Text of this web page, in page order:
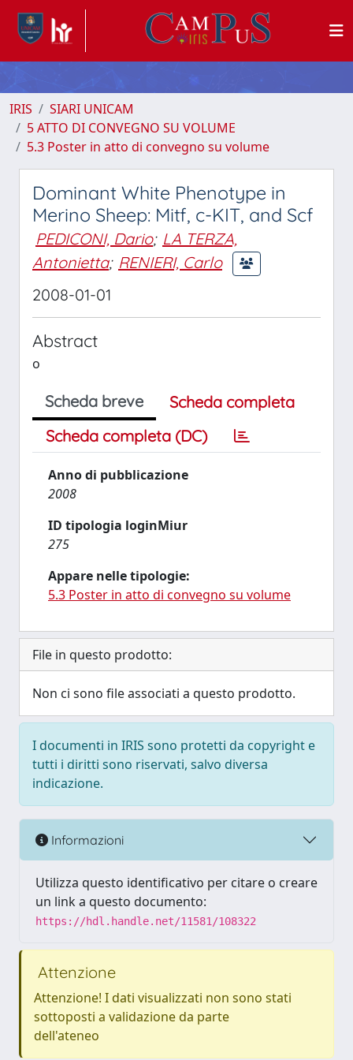
IRIS
SIARI UNICAM
5 ATTO DI CONVEGNO SU VOLUME
5.3 Poster in atto di convegno su volume
Dominant White Phenotype in
Merino Sheep: Mitf, c-KIT, and Scf
PEDICONI, Dario; LA TERZA,
Antonietta; RENIERI, Carlo
2008-01-01
Abstract
o
Scheda breve
Scheda completa
Scheda completa (DC)
Anno di pubblicazione
2008
ID tipologia loginMiur
275
Appare nelle tipologie:
5.3 Poster in atto di convegno su volume
File in questo prodotto:
Non ci sono file associati a questo prodotto.
I documenti in IRIS sono protetti da copyright e
tutti i diritti sono riservati, salvo diversa
indicazione.
Informazioni
Utilizza questo identificativo per citare o creare
un link a questo documento:
https://hdl.handle.net/11581/108322
Attenzione
Attenzione! I dati visualizzati non sono stati
sottoposti a validazione da parte
dell'ateneo